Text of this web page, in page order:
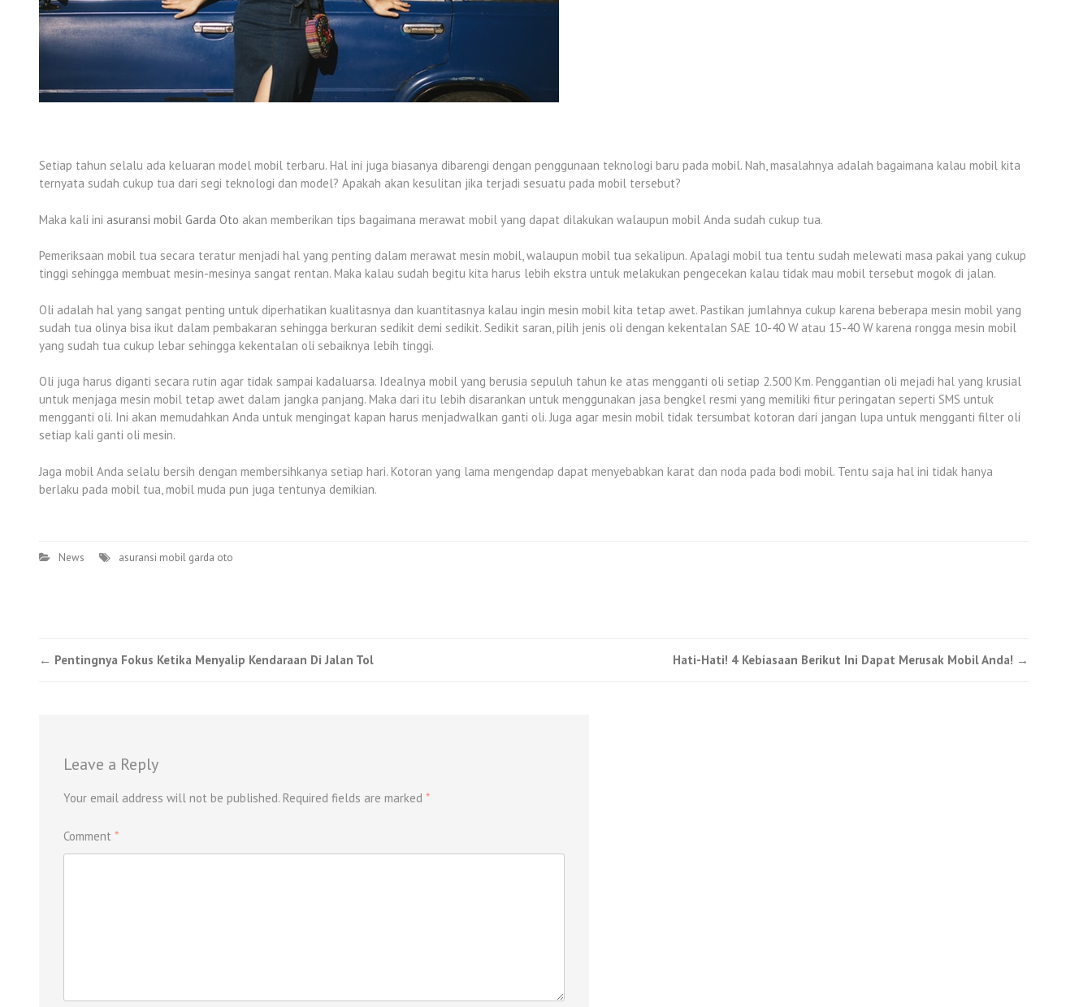
Setiap tahun selalu ada keluaran model mobil terbaru. Hal ini juga biasanya dibarengi dengan penggunaan teknologi baru pada mobil. Nah, masalahnya adalah bagaimana kalau mobil kita
ternyata sudah cukup tua dari segi teknologi dan model? Apakah akan kesulitan jika terjadi sesuatu pada mobil tersebut?
Maka kali ini asuransi mobil Garda Oto akan memberikan tips bagaimana merawat mobil yang dapat dilakukan walaupun mobil Anda sudah cukup tua.
Pemeriksaan mobil tua secara teratur menjadi hal yang penting dalam merawat mesin mobil, walaupun mobil tua sekalipun. Apalagi mobil tua tentu sudah melewati masa pakai yang cukup
tinggi sehingga membuat mesin-mesinya sangat rentan. Maka kalau sudah begitu kita harus lebih ekstra untuk melakukan pengecekan kalau tidak mau mobil tersebut mogok di jalan.
Oli adalah hal yang sangat penting untuk diperhatikan kualitasnya dan kuantitasnya kalau ingin mesin mobil kita tetap awet. Pastikan jumlahnya cukup karena beberapa mesin mobil yang
sudah tua olinya bisa ikut dalam pembakaran sehingga berkuran sedikit demi sedikit. Sedikit saran, pilih jenis oli dengan kekentalan SAE 10-40 W atau 15-40 W karena rongga mesin mobil
yang sudah tua cukup lebar sehingga kekentalan oli sebaiknya lebih tinggi.
Oli juga harus diganti secara rutin agar tidak sampai kadaluarsa. Idealnya mobil yang berusia sepuluh tahun ke atas mengganti oli setiap 2.500 Km. Penggantian oli mejadi hal yang krusial
untuk menjaga mesin mobil tetap awet dalam jangka panjang. Maka dari itu lebih disarankan untuk menggunakan jasa bengkel resmi yang memiliki fitur peringatan seperti SMS untuk
mengganti oli. Ini akan memudahkan Anda untuk mengingat kapan harus menjadwalkan ganti oli. Juga agar mesin mobil tidak tersumbat kotoran dari jangan lupa untuk mengganti filter oli
setiap kali ganti oli mesin.
Jaga mobil Anda selalu bersih dengan membersihkanya setiap hari. Kotoran yang lama mengendap dapat menyebabkan karat dan noda pada bodi mobil. Tentu saja hal ini tidak hanya
berlaku pada mobil tua, mobil muda pun juga tentunya demikian.
News asuransi mobil garda oto
Post
← Pentingnya Fokus Ketika Menyalip Kendaraan Di Jalan Tol Hati-Hati! 4 Kebiasaan Berikut Ini Dapat Merusak Mobil Anda! →
Leave a Reply
Your email address will not be published. Required fields are marked *
Comment *